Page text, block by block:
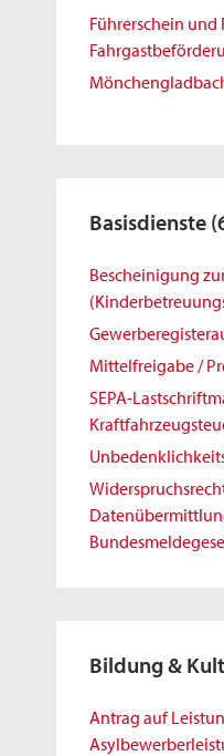
Führerschein und
Basisdienste
Bescheinigung
Mittelfreigabe /
SEPA-
Bildung &
Antrag auf